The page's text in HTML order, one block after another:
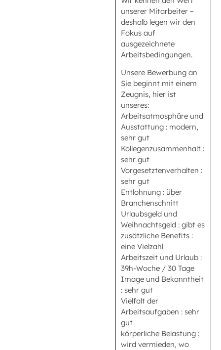
unserer Mitarbeiter –
deshalb legen wir den
Fokus auf
ausgezeichnete
Arbeitsbedingungen.
Unsere Bewerbung an
Sie beginnt mit einem
Zeugnis, hier ist
unseres:
Arbeitsatmosphäre und
Ausstattung : modern,
sehr gut
Kollegenzusammenhalt :
sehr gut
Vorgesetztenverhalten :
sehr gut
Entlohnung : über
Branchenschnitt
Urlaubsgeld und
Weihnachtsgeld : gibt es
zusätzliche Benefits :
eine Vielzahl
Arbeitszeit und Urlaub :
39h-Woche / 30 Tage
Image und Bekanntheit
: sehr gut
Vielfalt der
Arbeitsaufgaben : sehr
gut
körperliche Belastung :
wird vermieden, wo